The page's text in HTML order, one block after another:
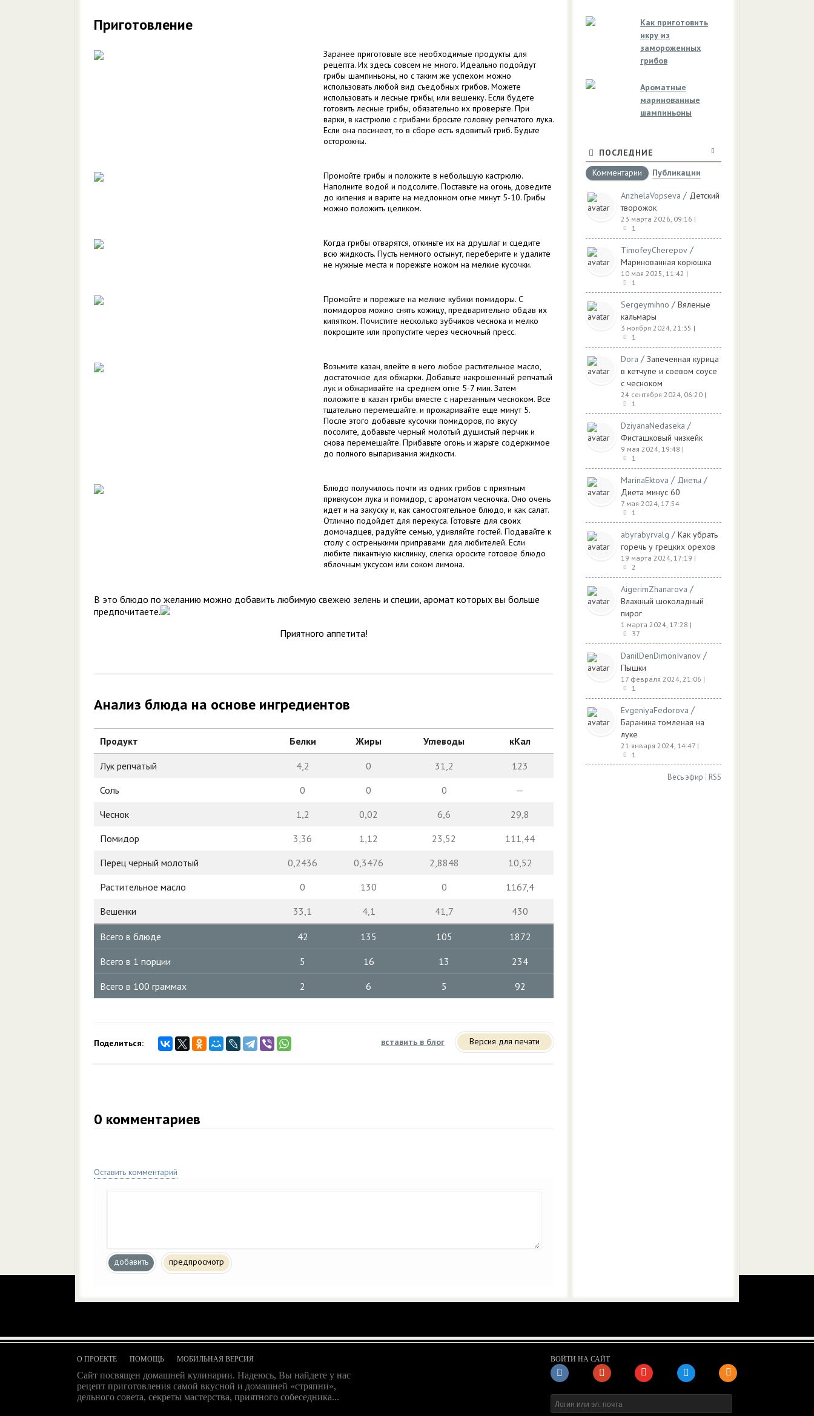
Приготовление
Заранее приготовьте все необходимые продукты для
рецепта. Их здесь совсем не много. Идеально подойдут
грибы шампиньоны, но с таким же успехом можно
использовать любой вид съедобных грибов. Можете
использовать и лесные грибы, или вешенку. Если будете
готовить лесные грибы, обязательно их проверьте. При
варки, в кастрюлю с грибами бросьте головку репчатого лука.
Если она посинеет, то в сборе есть ядовитый гриб. Будьте
осторожны.
Промойте грибы и положите в небольшую кастрюлю.
Наполните водой и подсолите. Поставьте на огонь, доведите
до кипения и варите на медлонном огне минут 5-10. Грибы
можно положить целиком.
Когда грибы отварятся, откиньте их на друшлаг и сцедите
всю жидкость. Пусть немного остынут, переберите и удалите
не нужные места и порежьте ножом на мелкие кусочки.
Промойте и порежьте на мелкие кубики помидоры. С
помидоров можно снять кожицу, предварительно обдав их
кипятком. Почистите несколько зубчиков чеснока и мелко
покрошите или пропустите через чесночный пресс.
Возьмите казан, влейте в него любое растительное масло,
достаточное для обжарки. Добавьте накрошенный репчатый
лук и обжаривайте на среднем огне 5-7 мин. Затем
положите в казан грибы вместе с нарезанным чесноком. Все
тщательно перемешайте. и прожаривайте еще минут 5.
После этого добавьте кусочки помидоров, по вкусу
посолите, добавьте черный молотый душистый перчик и
снова перемешайте. Прибавьте огонь и жарьте содержимое
до полного выпаривания жидкости.
Блюдо получилось почти из одних грибов с приятным
привкусом лука и помидор, с ароматом чесночка. Оно очень
идет и на закуску и, как самостоятельное блюдо, и как салат.
Отлично подойдет для перекуса. Готовьте для своих
домочадцев, радуйте семью, удивляйте гостей. Подавайте к
столу с оcтренькими приправами для любителей. Если
любите пикантную кислинку, слегка оросите готовое блюдо
яблочным уксусом или соком лимона.
В это блюдо по желанию можно добавить любимую свежею зелень и специи, аромат которых вы больше
предпочитаете.
Приятного аппетита!
Анализ блюда на основе ингредиентов
Продукт Белки Жиры Углеводы кКал
Лук репчатый 4,2 0 31,2
123
Соль
0 0 0
—
Чеснок
1,2 0,02 6,6
29,8
Помидор
3,36 1,12 23,52
111,44
Перец черный молотый
0,2436 0,3476 2,8848
10,52
Растительное масло
0 130 0
1167,4
Вешенки
33,1 4,1 41,7 430
Всего в блюде 42 135 105 1872
Всего в 1 порции 5 16 13 234
Всего в 100 граммах 2 6 5 92
Поделиться: вставить в блог Версия для печати
0 комментариев
Оставить комментарий
добавить предпросмотр
Как приготовить
икру из
замороженных
грибов
Ароматные
маринованные
шампиньоны
ПОСЛЕДНИЕ
Комментарии
Публикации
AnzhelaVopseva / Детский
творожок
23 марта 2026, 09:16 |
1
TimofeyCherepov /
Маринованная корюшка
10 мая 2025, 11:42 |
1
Sergeymihno / Вяленые
кальмары
3 ноября 2024, 21:35 |
1
Dora / Запеченная курица
в кетчупе и соевом соусе
с чесноком
24 сентября 2024, 06:20 |
1
DziyanaNedaseka /
Фисташковый чизкейк
9 мая 2024, 19:48 |
1
MarinaEktova / Диеты /
Диета минус 60
7 мая 2024, 17:54
1
abyrabyrvalg / Как убрать
горечь у грецких орехов
19 марта 2024, 17:19 |
2
AigerimZhanarova /
Влажный шоколадный
пирог
1 марта 2024, 17:28 |
37
DanilDenDimonIvanov /
Пышки
17 февраля 2024, 21:06 |
1
EvgeniyaFedorova /
Баранина томленая на
луке
21 января 2024, 14:47 |
1
Весь эфир | RSS
О ПРОЕКТЕ ПОМОЩЬ МОБИЛЬНАЯ ВЕРСИЯ
Сайт посвящен домашней кулинарии. Надеюсь, Вы найдете у нас
рецепт приготовления самой вкусной и домашней «стряпни»,
дельного совета, секреты мастерства, приятного собеседника...
ВОЙТИ НА САЙТ